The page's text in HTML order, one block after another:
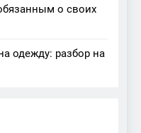
о своих
одежду: разбор на